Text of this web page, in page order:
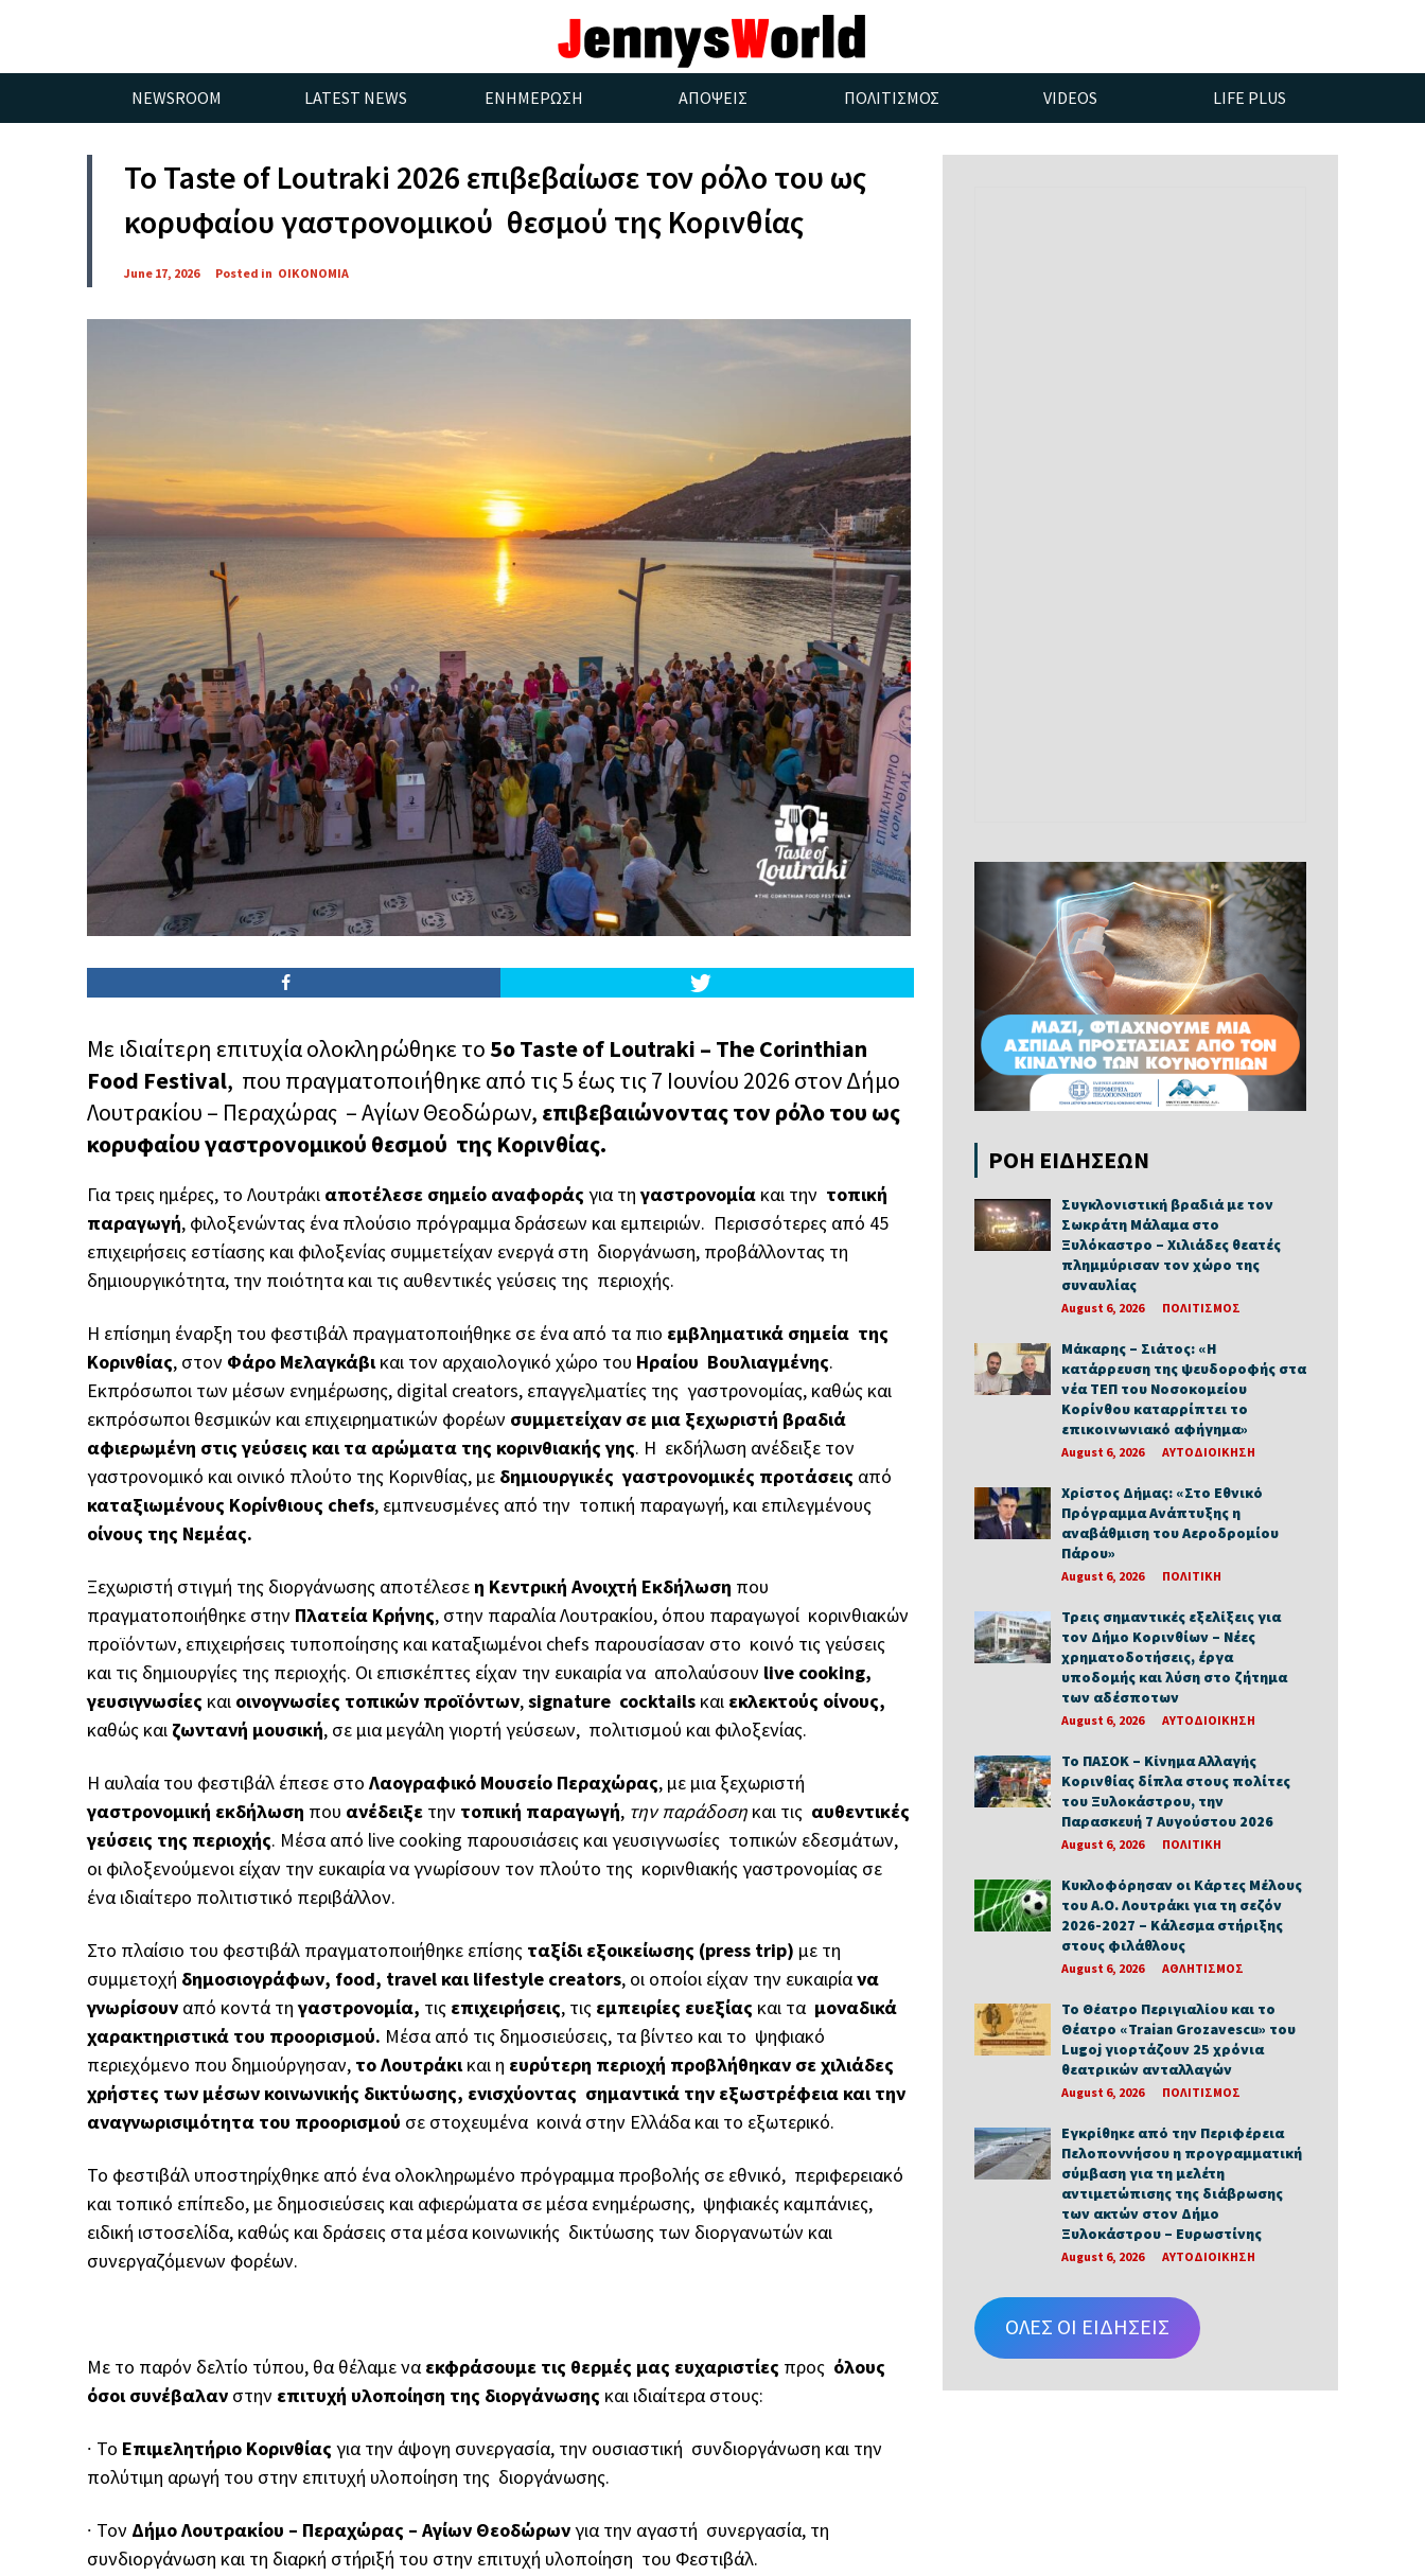
NEWSROOM LATEST NEWS ΕΝΗΜΕΡΩΣΗ ΑΠΟΨΕΙΣ ΠΟΛΙΤΙΣΜΟΣ VIDEOS LIFE PLUS
Το Taste of Loutraki 2026 επιβεβαίωσε τον ρόλο του ως
κορυφαίου γαστρονομικού θεσμού της Κορινθίας
June 17, 2026 Posted in ΟΙΚΟΝΟΜΙΑ
Με ιδιαίτερη επιτυχία ολοκληρώθηκε το 5ο Taste of Loutraki – The Corinthian
Food Festival, που πραγματοποιήθηκε από τις 5 έως τις 7 Ιουνίου 2026 στον Δήμο
Λουτρακίου – Περαχώρας – Αγίων Θεοδώρων, επιβεβαιώνοντας τον ρόλο του ως
κορυφαίου γαστρονομικού θεσμού της Κορινθίας.
Για τρεις ημέρες, το Λουτράκι αποτέλεσε σημείο αναφοράς για τηγαστρονομία και την τοπική
παραγωγή, φιλοξενώντας ένα πλούσιο πρόγραμμα δράσεων και εμπειριών. Περισσότερες από 45
επιχειρήσεις εστίασης και φιλοξενίας συμμετείχαν ενεργά στη διοργάνωση, προβάλλοντας τη
δημιουργικότητα, την ποιότητα και τις αυθεντικές γεύσεις της περιοχής.
Η επίσημη έναρξη του φεστιβάλ πραγματοποιήθηκε σε ένα από τα πιο εμβληματικά σημεία της
Κορινθίας, στον Φάρο Μελαγκάβικαι τον αρχαιολογικό χώρο του Ηραίου Βουλιαγμένης.
Εκπρόσωποι των μέσων ενημέρωσης, digital creators, επαγγελματίες της γαστρονομίας, καθώς και
εκπρόσωποι θεσμικών και επιχειρηματικών φορέων συμμετείχαν σε μια ξεχωριστή βραδιά
αφιερωμένη στις γεύσεις και τα αρώματα της κορινθιακής γης. Η εκδήλωση ανέδειξε τον
γαστρονομικό και οινικό πλούτο της Κορινθίας, με δημιουργικές γαστρονομικές προτάσεις από
καταξιωμένους Κορίνθιους chefs, εμπνευσμένες από την τοπική παραγωγή, και επιλεγμένους
οίνους της Νεμέας.
Ξεχωριστή στιγμή της διοργάνωσης αποτέλεσεη Κεντρική Ανοιχτή Εκδήλωση που
πραγματοποιήθηκε στην Πλατεία Κρήνης, στην παραλία Λουτρακίου, όπου παραγωγοί κορινθιακών
προϊόντων, επιχειρήσεις τυποποίησης και καταξιωμένοι chefs παρουσίασαν στο κοινό τις γεύσεις
και τις δημιουργίες της περιοχής. Οι επισκέπτες είχαν την ευκαιρία να απολαύσουν live cooking,
γευσιγνωσίες και οινογνωσίες τοπικών προϊόντων,signature cocktails και εκλεκτούς οίνους,
καθώς και ζωντανή μουσική, σε μια μεγάλη γιορτή γεύσεων, πολιτισμού και φιλοξενίας.
Η αυλαία του φεστιβάλ έπεσε στο Λαογραφικό Μουσείο Περαχώρας, με μια ξεχωριστή
γαστρονομική εκδήλωση που ανέδειξε την τοπική παραγωγή, την παράδοση και τις αυθεντικές
γεύσεις της περιοχής. Μέσα από live cooking παρουσιάσεις και γευσιγνωσίες τοπικών εδεσμάτων,
οι φιλοξενούμενοι είχαν την ευκαιρία να γνωρίσουν τον πλούτο της κορινθιακής γαστρονομίας σε
ένα ιδιαίτερο πολιτιστικό περιβάλλον.
Στο πλαίσιο του φεστιβάλ πραγματοποιήθηκε επίσης ταξίδι εξοικείωσης (press trip) με τη
συμμετοχή δημοσιογράφων, food, travel και lifestyle creators, οι οποίοι είχαν την ευκαιρίανα
γνωρίσουν από κοντά τηγαστρονομία, τις επιχειρήσεις, τις εμπειρίες ευεξίας και τα μοναδικά
χαρακτηριστικά του προορισμού. Μέσα από τις δημοσιεύσεις, τα βίντεο και το ψηφιακό
περιεχόμενο που δημιούργησαν, το Λουτράκικαι η ευρύτερη περιοχή προβλήθηκαν σε χιλιάδες
χρήστες των μέσων κοινωνικής δικτύωσης, ενισχύοντας σημαντικά την εξωστρέφεια και την
αναγνωρισιμότητα του προορισμού σε στοχευμένα κοινά στην Ελλάδα και το εξωτερικό.
Το φεστιβάλ υποστηρίχθηκε από ένα ολοκληρωμένο πρόγραμμα προβολής σε εθνικό, περιφερειακό
και τοπικό επίπεδο, με δημοσιεύσεις και αφιερώματα σε μέσα ενημέρωσης, ψηφιακές καμπάνιες,
ειδική ιστοσελίδα, καθώς και δράσεις στα μέσα κοινωνικής δικτύωσης των διοργανωτών και
συνεργαζόμενων φορέων.
Με το παρόν δελτίο τύπου, θα θέλαμε ναεκφράσουμε τις θερμές μας ευχαριστίες προς όλους
όσοι συνέβαλαν στην επιτυχή υλοποίηση της διοργάνωσης και ιδιαίτερα στους:
∙ Το Επιμελητήριο Κορινθίας για την άψογη συνεργασία, την ουσιαστική συνδιοργάνωση και την
πολύτιμη αρωγή του στην επιτυχή υλοποίηση της διοργάνωσης.
∙ Τον Δήμο Λουτρακίου – Περαχώρας – Αγίων Θεοδώρωνγια την αγαστή συνεργασία, τη
συνδιοργάνωση και τη διαρκή στήριξή του στην επιτυχή υλοποίηση του Φεστιβάλ.
ΡΟΗ ΕΙΔΗΣΕΩΝ
Συγκλονιστική βραδιά με τον
Σωκράτη Μάλαμα στο
Ξυλόκαστρο – Χιλιάδες θεατές
πλημμύρισαν τον χώρο της
συναυλίας
August 6, 2026 ΠΟΛΙΤΙΣΜΟΣ
Μάκαρης – Σιάτος: «Η
κατάρρευση της ψευδοροφής στα
νέα ΤΕΠ του Νοσοκομείου
Κορίνθου καταρρίπτει το
επικοινωνιακό αφήγημα»
August 6, 2026 ΑΥΤΟΔΙΟΙΚΗΣΗ
Χρίστος Δήμας: «Στο Εθνικό
Πρόγραμμα Ανάπτυξης η
αναβάθμιση του Αεροδρομίου
Πάρου»
August 6, 2026 ΠΟΛΙΤΙΚΗ
Τρεις σημαντικές εξελίξεις για
τον Δήμο Κορινθίων – Νέες
χρηματοδοτήσεις, έργα
υποδομής και λύση στο ζήτημα
των αδέσποτων
August 6, 2026 ΑΥΤΟΔΙΟΙΚΗΣΗ
Το ΠΑΣΟΚ – Κίνημα Αλλαγής
Κορινθίας δίπλα στους πολίτες
του Ξυλοκάστρου, την
Παρασκευή 7 Αυγούστου 2026
August 6, 2026 ΠΟΛΙΤΙΚΗ
Κυκλοφόρησαν οι Κάρτες Μέλους
του Α.Ο. Λουτράκι για τη σεζόν
2026-2027 – Κάλεσμα στήριξης
στους φιλάθλους
August 6, 2026 ΑΘΛΗΤΙΣΜΟΣ
Το Θέατρο Περιγιαλίου και το
Θέατρο «Traian Grozavescu» του
Lugoj γιορτάζουν 25 χρόνια
θεατρικών ανταλλαγών
August 6, 2026 ΠΟΛΙΤΙΣΜΟΣ
Εγκρίθηκε από την Περιφέρεια
Πελοποννήσου η προγραμματική
σύμβαση για τη μελέτη
αντιμετώπισης της διάβρωσης
των ακτών στον Δήμο
Ξυλοκάστρου – Ευρωστίνης
August 6, 2026 ΑΥΤΟΔΙΟΙΚΗΣΗ
ΟΛΕΣ ΟΙ ΕΙΔΗΣΕΙΣ